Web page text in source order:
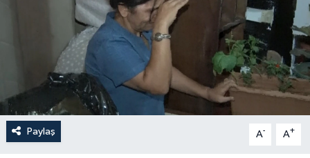
Paylaş A- A+
Haberler
KANALV Spor
Kültür Sanat
Magazin